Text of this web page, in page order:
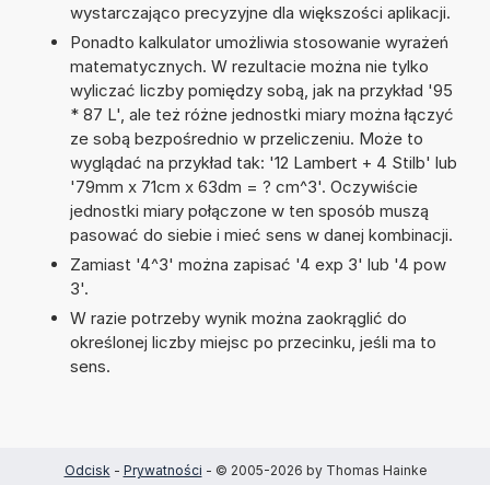
wystarczająco precyzyjne dla większości aplikacji.
Ponadto kalkulator umożliwia stosowanie wyrażeń
matematycznych. W rezultacie można nie tylko
wyliczać liczby pomiędzy sobą, jak na przykład '95
* 87 L', ale też różne jednostki miary można łączyć
ze sobą bezpośrednio w przeliczeniu. Może to
wyglądać na przykład tak: '12 Lambert + 4 Stilb' lub
'79mm x 71cm x 63dm = ? cm^3'. Oczywiście
jednostki miary połączone w ten sposób muszą
pasować do siebie i mieć sens w danej kombinacji.
Zamiast '4^3' można zapisać '4 exp 3' lub '4 pow
3'.
W razie potrzeby wynik można zaokrąglić do
określonej liczby miejsc po przecinku, jeśli ma to
sens.
Odcisk - Prywatności - © 2005-2026 by Thomas Hainke